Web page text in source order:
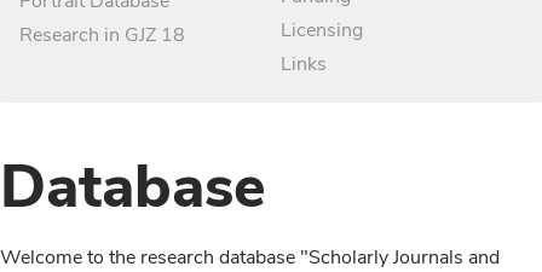
Research in GJZ 18
Licensing
Links
Database
Welcome to the research database "Scholarly Journals and